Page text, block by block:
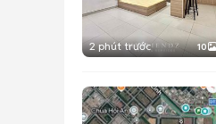
2 phút trước 10